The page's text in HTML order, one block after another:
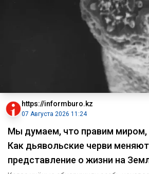
https://informburo.kz
07 Августа 2026 11:24
Мы думаем, что правим миром,
Как дьявольские черви
представление о жизни на